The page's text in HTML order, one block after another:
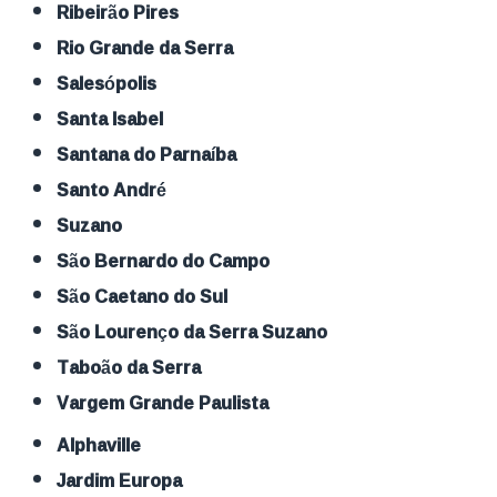
Ribeirão Pires
Rio Grande da Serra
Salesópolis
Santa Isabel
Santana do Parnaíba
Santo André
Suzano
São Bernardo do Campo
São Caetano do Sul
São Lourenço da Serra Suzano
Taboão da Serra
Vargem Grande Paulista
Alphaville
Jardim Europa